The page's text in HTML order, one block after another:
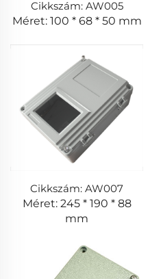
Cikkszám: AW005
Méret: 100 * 68 * 50 mm
Cikkszám: AW007
Méret: 245 * 190 * 88
mm